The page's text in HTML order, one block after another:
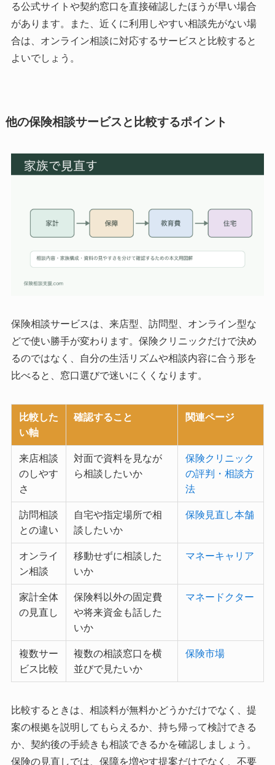
る公式サイトや契約窓口を直接確認したほうが早い場合
があります。また、近くに利用しやすい相談先がない場
合は、オンライン相談に対応するサービスと比較すると
よいでしょう。
他の保険相談サービスと比較するポイント
保険相談サービスは、来店型、訪問型、オンライン型な
どで使い勝手が変わります。保険クリニックだけで決め
るのではなく、自分の生活リズムや相談内容に合う形を
比べると、窓口選びで迷いにくくなります。
比較した
い軸
確認すること 関連ページ
来店相談
のしやす
さ
対面で資料を見なが
ら相談したいか
保険クリニック
の評判・相談方
法
訪問相談
との違い
自宅や指定場所で相
談したいか
保険見直し本舗
オンライ
ン相談
移動せずに相談した
いか
マネーキャリア
家計全体
の見直し
保険料以外の固定費
や将来資金も話した
いか
マネードクター
複数サー
ビス比較
複数の相談窓口を横
並びで見たいか
保険市場
比較するときは、相談料が無料かどうかだけでなく、提
案の根拠を説明してもらえるか、持ち帰って検討できる
か、契約後の手続きも相談できるかを確認しましょう。
保険の見直しでは、保障を増やす提案だけでなく、不要